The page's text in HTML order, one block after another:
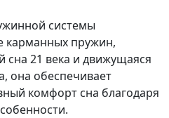
системы
карманных пружин,
сна 21 века и движущаяся
она обеспечивает
комфорт сна благодаря